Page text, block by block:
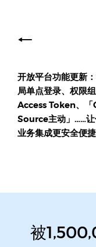
章
导
航开放平台功能更新
局单点登录、权限组
Access Token、「
Source主动」……
业务集成更安全便捷
被